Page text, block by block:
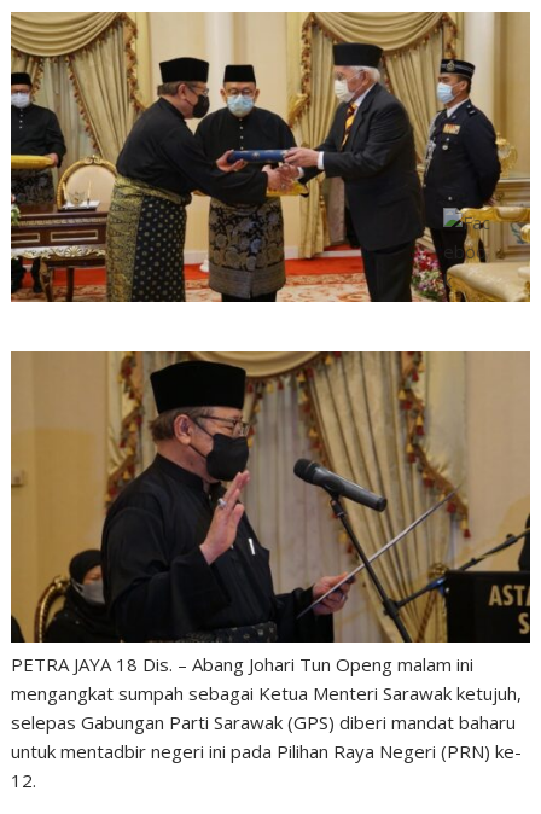
PETRA JAYA 18 Dis. – Abang Johari Tun Openg malam ini
mengangkat sumpah sebagai Ketua Menteri Sarawak ketujuh,
selepas Gabungan Parti Sarawak (GPS) diberi mandat baharu
untuk mentadbir negeri ini pada Pilihan Raya Negeri (PRN) ke-
12.